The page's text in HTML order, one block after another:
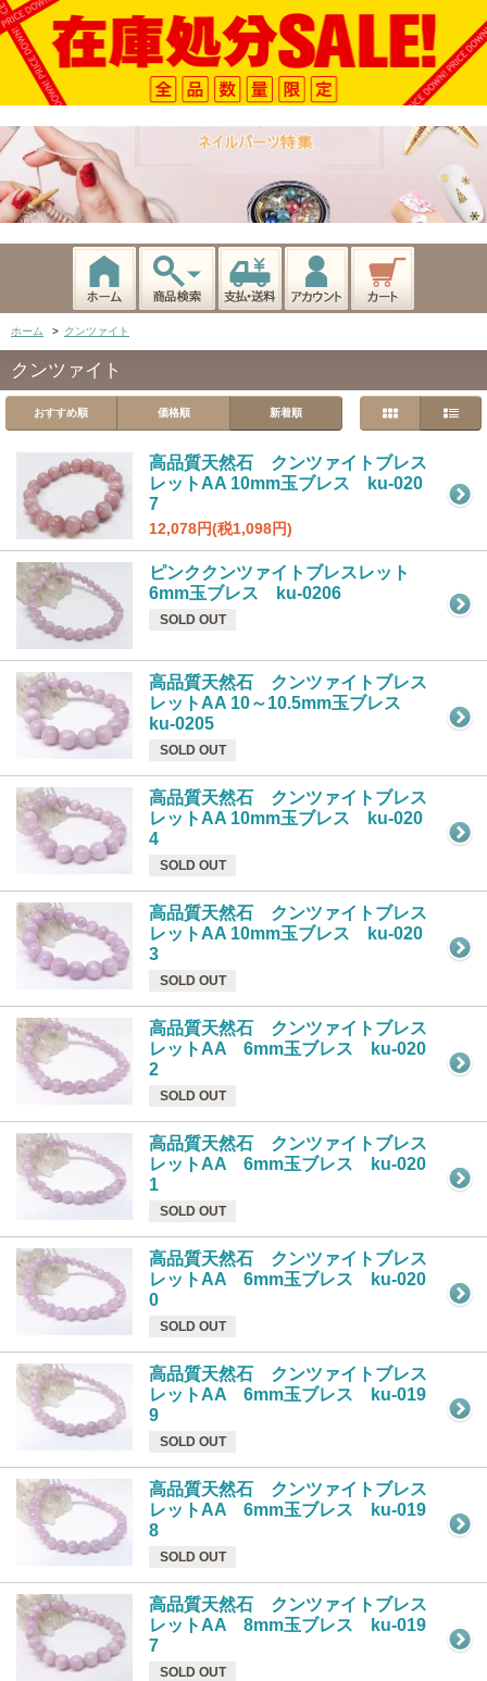
ホーム > クンツァイト
クンツァイト
おすすめ順 価格順 新着順
高品質天然石 クンツァイトブレス
レットAA 10mm玉ブレス ku-020
7
12,078円(税1,098円)
ピンククンツァイトブレスレット
6mm玉ブレス ku-0206
SOLD OUT
高品質天然石 クンツァイトブレス
レットAA 10～10.5mm玉ブレス
ku-0205
SOLD OUT
高品質天然石 クンツァイトブレス
レットAA 10mm玉ブレス ku-020
4
SOLD OUT
高品質天然石 クンツァイトブレス
レットAA 10mm玉ブレス ku-020
3
SOLD OUT
高品質天然石 クンツァイトブレス
レットAA 6mm玉ブレス ku-020
2
SOLD OUT
高品質天然石 クンツァイトブレス
レットAA 6mm玉ブレス ku-020
1
SOLD OUT
高品質天然石 クンツァイトブレス
レットAA 6mm玉ブレス ku-020
0
SOLD OUT
高品質天然石 クンツァイトブレス
レットAA 6mm玉ブレス ku-019
9
SOLD OUT
高品質天然石 クンツァイトブレス
レットAA 6mm玉ブレス ku-019
8
SOLD OUT
高品質天然石 クンツァイトブレス
レットAA 8mm玉ブレス ku-019
7
SOLD OUT